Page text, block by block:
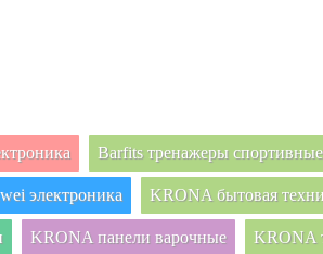
Barfits тренажеры спортивные
электроника KRONA бытовая
KRONA панели варочные KRONA